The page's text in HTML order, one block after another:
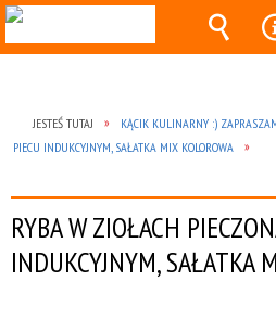
JESTEŚ TUTAJ KĄCIK KULINARNY :)
PIECU INDUKCYJNYM, SAŁATKA MIX KOLOROWA
RYBA W ZIOŁACH
INDUKCYJNYM, SAŁATKA